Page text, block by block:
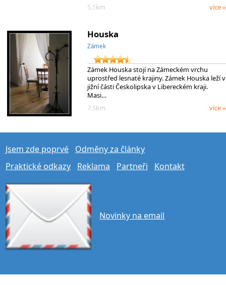
5.1km
více »
Houska
Zámek
Zámek Houska stojí na Zámeckém vrchu
uprostřed lesnaté krajiny. Zámek Houska leží v
jižní části Českolipska v Libereckém kraji.
Masi…
7.5km
více »
Jsem zde poprvé
Odměny za články
Praktické odkazy
Reklama Partneři Kontakt
Novinky na email